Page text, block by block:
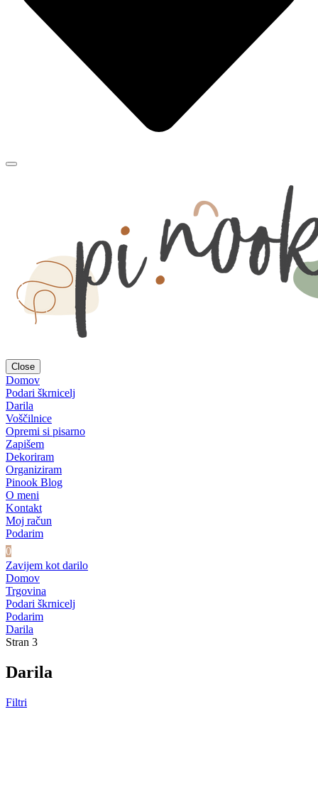
Close
Domov
Podari škrnicelj
Darila
Voščilnice
Opremi si pisarno
Zapišem
Dekoriram
Organiziram
Pinook Blog
O meni
Kontakt
Moj račun
Podarim
0
Zavijem kot darilo
Domov
Trgovina
Podari škrnicelj
Podarim
Darila
Stran 3
Darila
Filtri